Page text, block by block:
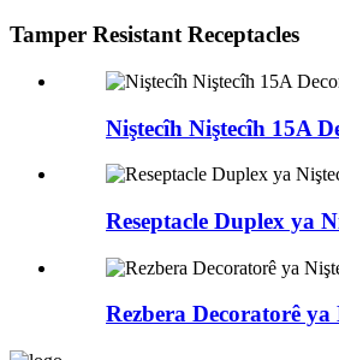
Tamper Resistant Receptacles
Niştecîh Niştecîh 15A
Reseptacle Duplex ya
Rezbera Decoratorê